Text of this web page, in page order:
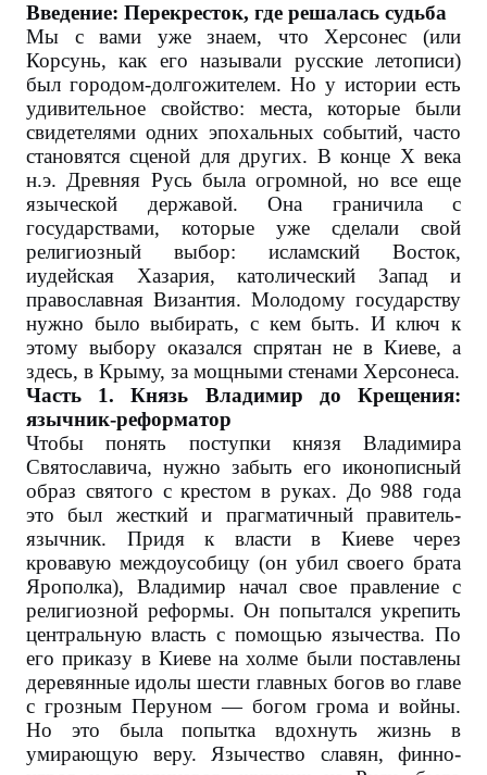
Введение: Перекресток, где решалась судьба
Мы с вами уже знаем, что Херсонес (или
Корсунь, как его называли русские летописи)
был городом-долгожителем. Но у истории есть
удивительное свойство: места, которые были
свидетелями одних эпохальных событий, часто
становятся сценой для других. В конце X века
н.э. Древняя Русь была огромной, но все еще
языческой державой. Она граничила с
государствами, которые уже сделали свой
религиозный выбор: исламский Восток,
иудейская Хазария, католический Запад и
православная Византия. Молодому государству
нужно было выбирать, с кем быть. И ключ к
этому выбору оказался спрятан не в Киеве, а
здесь, в Крыму, за мощными стенами Херсонеса.
Часть 1. Князь Владимир до Крещения:
язычник-реформатор
Чтобы понять поступки князя Владимира
Святославича, нужно забыть его иконописный
образ святого с крестом в руках. До 988 года
это был жесткий и прагматичный правитель-
язычник. Придя к власти в Киеве через
кровавую междоусобицу (он убил своего брата
Ярополка), Владимир начал свое правление с
религиозной реформы. Он попытался укрепить
центральную власть с помощью язычества. По
его приказу в Киеве на холме были поставлены
деревянные идолы шести главных богов во главе
с грозным Перуном — богом грома и войны.
Но это была попытка вдохнуть жизнь в
умирающую веру. Язычество славян, финно-